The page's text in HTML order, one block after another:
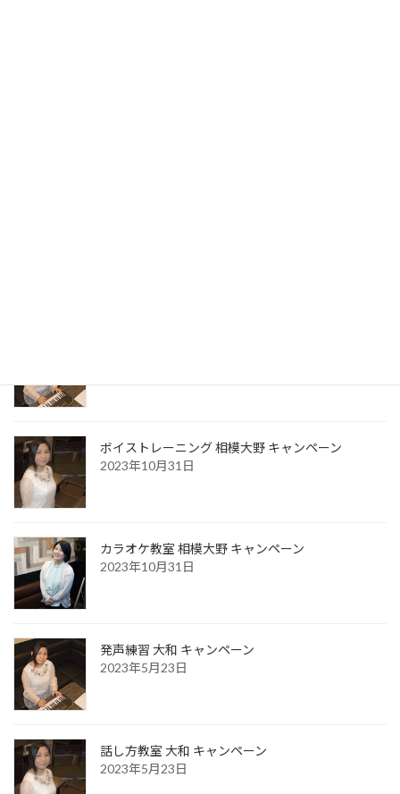
ボイストレーニング 相模大野 キャンペーン
2023年10月31日
カラオケ教室 相模大野 キャンペーン
2023年10月31日
発声練習 大和 キャンペーン
2023年5月23日
話し方教室 大和 キャンペーン
2023年5月23日